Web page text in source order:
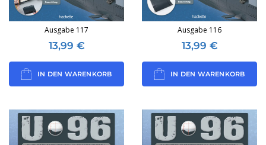
Ausgabe 117
13,99 €
IN DEN WARENKORB
Ausgabe 116
13,99 €
IN DEN WARENKORB